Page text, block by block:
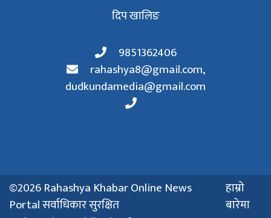
दिप खालिङ
9851362406
rahashya8@gmail.com,
dudkundamedia@gmail.com
©2026 Rahashya Khabar Online News
Portal सर्वाधिकार सुरक्षित
हाम्रो
बारेमा